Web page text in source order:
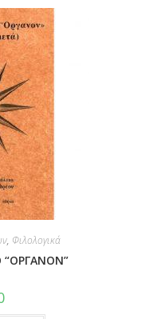
, Φιλολογικά
“ΟΡΓΑΝΟΝ”